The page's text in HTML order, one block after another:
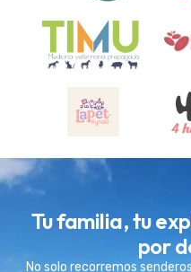
Tu familia, tu
por
No solo recorremos